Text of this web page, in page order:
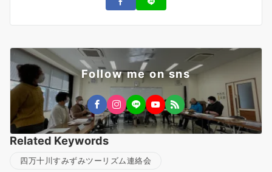
Follow me on sns
Related Keywords
四万十川すみずみツーリズム連絡会